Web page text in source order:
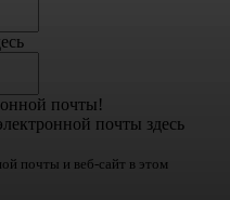
почты!
почты здесь
почты и веб-сайт в этом